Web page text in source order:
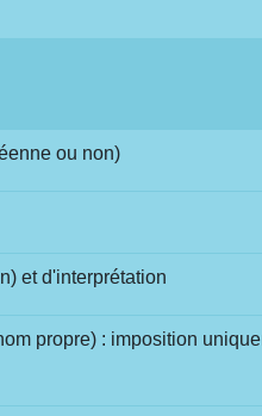
ou non)
et d'interprétation
propre) : imposition